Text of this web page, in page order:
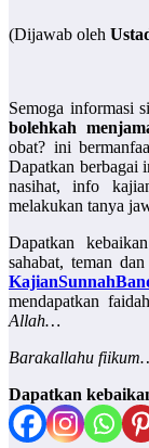
(Dijawab oleh
Semoga informasi
bolehkah
obat? ini
Dapatkan berbagai
nasihat, info
melakukan tanya
Dapatkan
sahabat, teman
mendapatkan
Allah…
Barakallahu
Dapatkan